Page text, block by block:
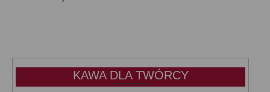
KAWA DLA TWÓRCY